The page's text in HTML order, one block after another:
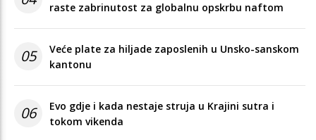
raste zabrinutost za globalnu opskrbu naftom
05
Veće plate za hiljade zaposlenih u Unsko-sanskom
kantonu
06
Evo gdje i kada nestaje struja u Krajini sutra i
tokom vikenda